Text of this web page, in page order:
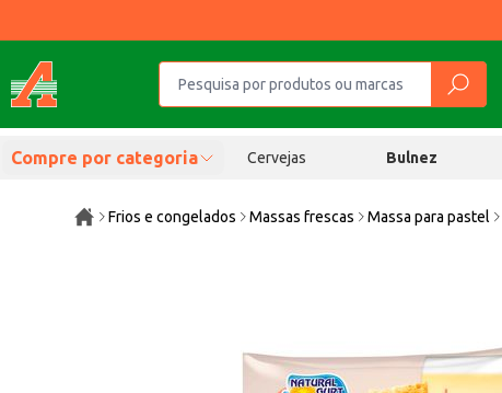
Compre por categoria Cervejas Bulnez
Frios e congelados Massas frescas Massa para pastel